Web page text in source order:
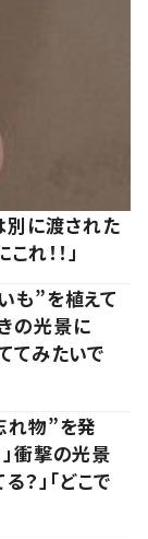
別に渡された
れ！！」
も”を植えて
の光景に
てみたいで
れ物”を発
衝撃の光景
？」「どこで